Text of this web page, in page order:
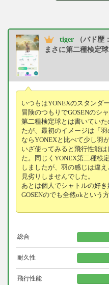
tiger （バド歴
まさに第二種検定
いつもはYONEXのスタンダ
冒険のつもりでGOSENのシ
第二種検定球とは書いてい
たが、最初のイメージは「
ならYONEXと比べて少し羽
いざ使ってみると飛行性能
た。同じくYONEX第二種検
しましたが、羽の感じは違
見劣りしませんでした。
あとは個人でシャトルの好き
GOSENのでも全然okという
総合
耐久性
飛行性能